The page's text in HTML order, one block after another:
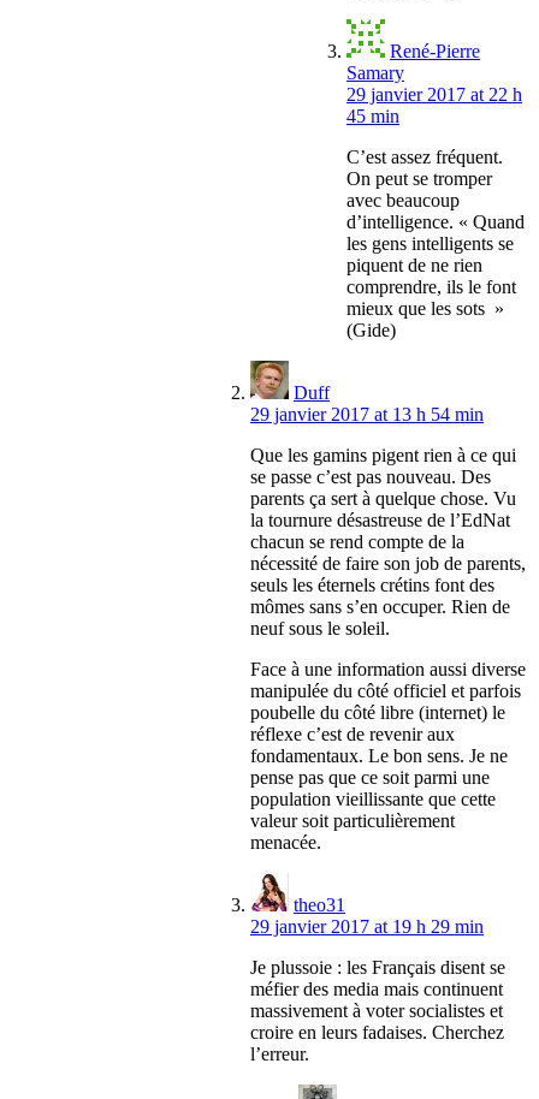
René-Pierre
Samary
29 janvier 2017 at 22 h
45 min
C’est assez fréquent.
On peut se tromper
avec beaucoup
d’intelligence. « Quand
les gens intelligents se
piquent de ne rien
comprendre, ils le font
mieux que les sots »
(Gide)
Duff
29 janvier 2017 at 13 h 54 min
Que les gamins pigent rien à ce qui
se passe c’est pas nouveau. Des
parents ça sert à quelque chose. Vu
la tournure désastreuse de l’EdNat
chacun se rend compte de la
nécessité de faire son job de parents,
seuls les éternels crétins font des
mômes sans s’en occuper. Rien de
neuf sous le soleil.
Face à une information aussi diverse
manipulée du côté officiel et parfois
poubelle du côté libre (internet) le
réflexe c’est de revenir aux
fondamentaux. Le bon sens. Je ne
pense pas que ce soit parmi une
population vieillissante que cette
valeur soit particulièrement
menacée.
theo31
29 janvier 2017 at 19 h 29 min
Je plussoie : les Français disent se
méfier des media mais continuent
massivement à voter socialistes et
croire en leurs fadaises. Cherchez
l’erreur.